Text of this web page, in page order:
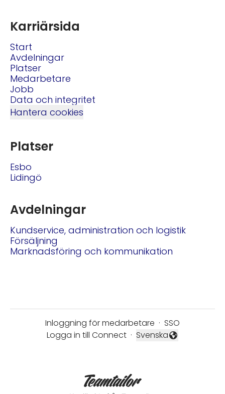
Karriärsida
Start
Avdelningar
Platser
Medarbetare
Jobb
Data och integritet
Hantera cookies
Platser
Esbo
Lidingö
Avdelningar
Kundservice, administration och logistik
Försäljning
Marknadsföring och kommunikation
Inloggning för medarbetare · SSO
Logga in till Connect · Byt språk
Svenska